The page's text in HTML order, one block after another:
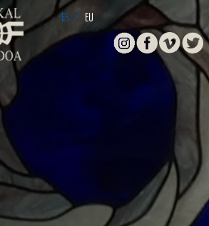
ES / EU
InstagramFacebook
Vimeo